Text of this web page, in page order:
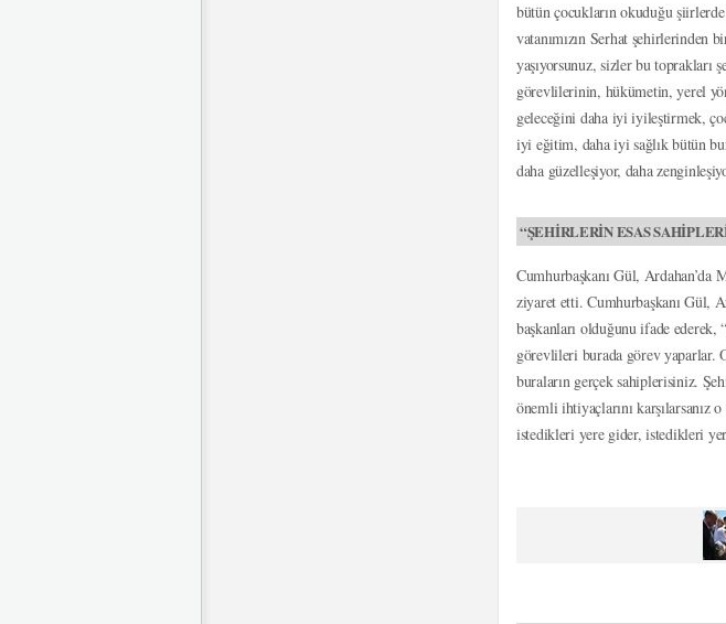
bütün çocukların okuduğu
vatanımızın Serhat şehirlerinden
yaşıyorsunuz, sizler bu
görevlilerinin, hükümetin, yerel
geleceğini daha iyi iyileştirmek,
iyi eğitim, daha iyi sağlık bütün
daha güzelleşiyor, daha
“ŞEHİRLERİN ESAS
Cumhurbaşkanı Gül, Ardahan’da
ziyaret etti. Cumhurbaşkanı Gül,
başkanları olduğunu ifade
görevlileri burada görev yaparlar.
buraların gerçek sahiplerisiniz.
önemli ihtiyaçlarını karşılarsanız
istedikleri yere gider, istedikleri